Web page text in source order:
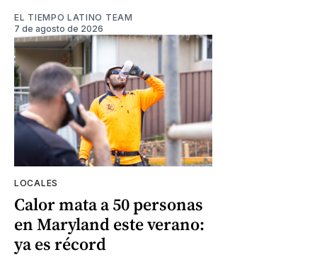
EL TIEMPO LATINO TEAM
7 de agosto de 2026
LOCALES
Calor mata a 50 personas
en Maryland este verano:
ya es récord